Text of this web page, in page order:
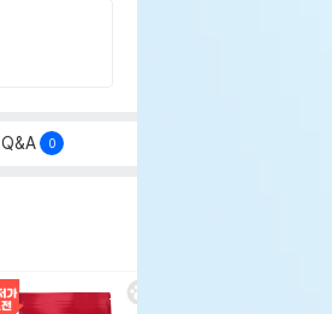
Q&A 0